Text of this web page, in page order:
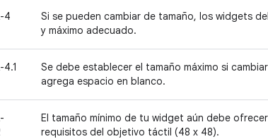
4
Si se pueden cambiar de tamaño, los widgets
y máximo adecuado.
4.1
Se debe establecer el tamaño máximo si
agrega espacio en blanco.
El tamaño mínimo de tu widget aún debe
requisitos del objetivo táctil (48 x 48).